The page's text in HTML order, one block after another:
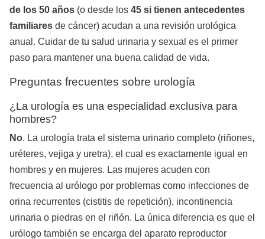
de los 50 años (o desde los 45 si tienen antecedentes
familiares de cáncer) acudan a una revisión urológica
anual. Cuidar de tu salud urinaria y sexual es el primer
paso para mantener una buena calidad de vida.
Preguntas frecuentes sobre urología
¿La urología es una especialidad exclusiva para
hombres?
No. La urología trata el sistema urinario completo (riñones,
uréteres, vejiga y uretra), el cual es exactamente igual en
hombres y en mujeres. Las mujeres acuden con
frecuencia al urólogo por problemas como infecciones de
orina recurrentes (cistitis de repetición), incontinencia
urinaria o piedras en el riñón. La única diferencia es que el
urólogo también se encarga del aparato reproductor